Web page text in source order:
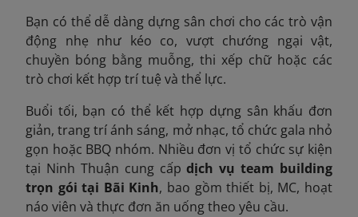
Bạn có thể dễ dàng dựng sân chơi cho các trò vận
động nhẹ như kéo co, vượt chướng ngại vật,
chuyền bóng bằng muỗng, thi xếp chữ hoặc các
trò chơi kết hợp trí tuệ và thể lực.
Buổi tối, bạn có thể kết hợp dựng sân khấu đơn
giản, trang trí ánh sáng, mở nhạc, tổ chức gala nhỏ
gọn hoặc BBQ nhóm. Nhiều đơn vị tổ chức sự kiện
tại Ninh Thuận cung cấpdịch vụ team building
trọn gói tại Bãi Kinh, bao gồm thiết bị, MC, hoạt
náo viên và thực đơn ăn uống theo yêu cầu.